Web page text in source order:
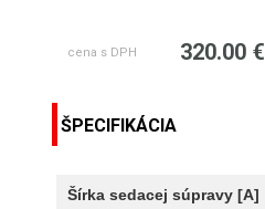
cena s DPH 320.00 €
ŠPECIFIKÁCIA
Šírka sedacej súpravy [A]